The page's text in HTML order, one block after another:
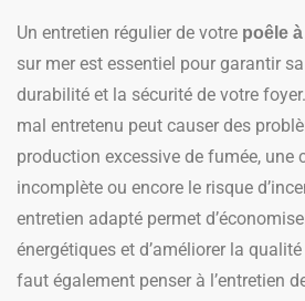
Un entretien régulier de votre poêle
sur mer est essentiel pour garantir
durabilité et la sécurité de votre
mal entretenu peut causer des
production excessive de fumée, une
incomplète ou encore le risque
entretien adapté permet
énergétiques et d’améliorer la qualité
faut également penser à l’entretien